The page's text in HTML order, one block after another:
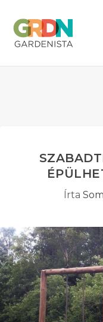
Írta